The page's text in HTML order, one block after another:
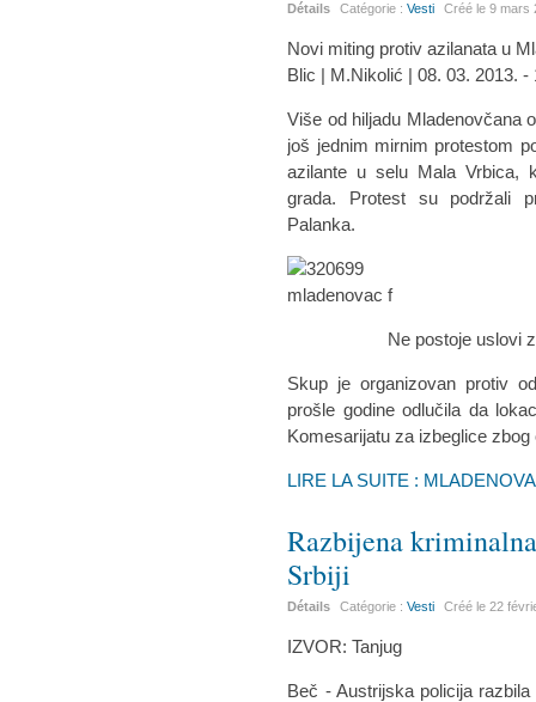
Détails Catégorie :Vesti Créé le9 mars
Novi miting protiv azilanata u
Blic | M.Nikolić | 08. 03. 2013. -
Više od hiljadu Mladenovčana
još jednim mirnim protestom
azilante u selu Mala Vrbica,
grada. Protest su podržali
Palanka.
Ne postoje uslovi za
Skup je organizovan protiv
prošle godine odlučila da
Komesarijatu za izbeglice
LIRE LA SUITE :
Razbijena
Srbiji
Détails Catégorie :Vesti Créé le22
IZVOR: Tanjug
Beč - Austrijska policija